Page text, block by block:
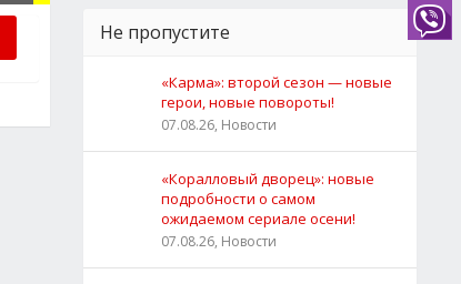
Не пропустите
«Карма»: второй сезон — новые
герои, новые повороты!
07.08.26, Новости
«Коралловый дворец»: новые
подробности о самом
ожидаемом сериале осени!
07.08.26, Новости